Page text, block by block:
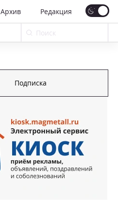
Архив Редакция
Подписка